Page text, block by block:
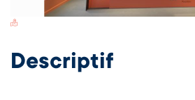
Switch Carte/Photos
Descriptif